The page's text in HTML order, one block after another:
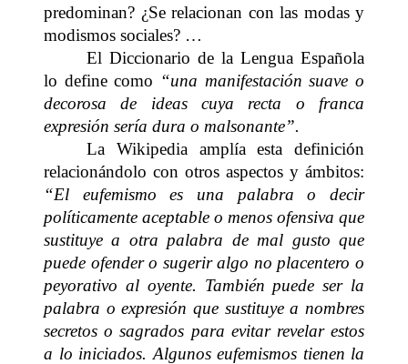
predominan? ¿Se relacionan con las modas y
modismos sociales? …
El Diccionario de la Lengua Española
lo define como “una manifestación suave o
decorosa de ideas cuya recta o franca
expresión sería dura o malsonante”.
La Wikipedia amplía esta definición
relacionándolo con otros aspectos y ámbitos:
“El eufemismo es una palabra o decir
políticamente aceptable o menos ofensiva que
sustituye a otra palabra de mal gusto que
puede ofender o sugerir algo no placentero o
peyorativo al oyente. También puede ser la
palabra o expresión que sustituye a nombres
secretos o sagrados para evitar revelar estos
a lo iniciados. Algunos eufemismos tienen la